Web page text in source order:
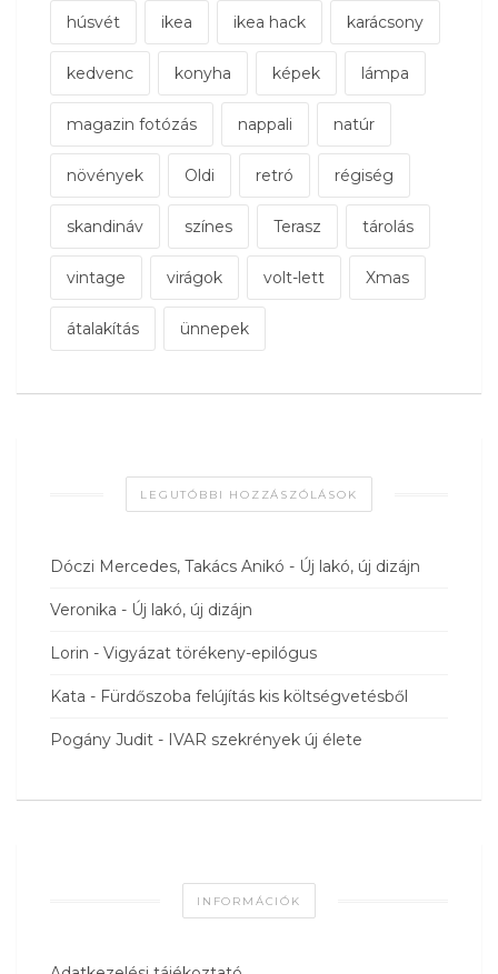
húsvét ikea ikea hack karácsony
kedvenc konyha képek lámpa
magazin fotózás nappali natúr
növények Oldi retró régiség
skandináv színes Terasz tárolás
vintage virágok volt-lett Xmas
átalakítás ünnepek
LEGUTÓBBI HOZZÁSZÓLÁSOK
Dóczi Mercedes, Takács Anikó - Új lakó, új dizájn
Veronika - Új lakó, új dizájn
Lorin - Vigyázat törékeny-epilógus
Kata - Fürdőszoba felújítás kis költségvetésből
Pogány Judit - IVAR szekrények új élete
INFORMÁCIÓK